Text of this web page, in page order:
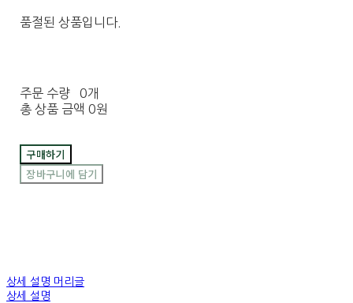
품절된 상품입니다.
주문 수량
0개
총 상품 금액 0원
구매하기
장바구니에 담기
상세 설명 머리글
상세 설명